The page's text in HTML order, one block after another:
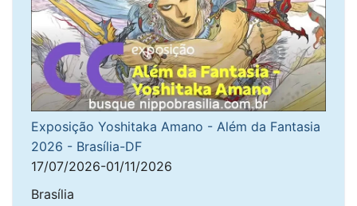
Exposição Yoshitaka Amano - Além da Fantasia
2026 - Brasília-DF
17/07/2026-01/11/2026
Brasília